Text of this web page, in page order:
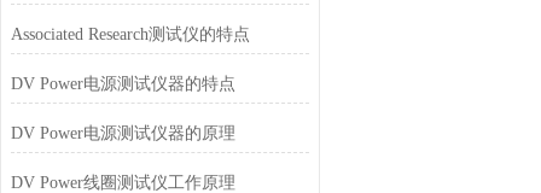
Associated Research测试仪的特点
DV Power电源测试仪器的特点
DV Power电源测试仪器的原理
DV Power线圈测试仪工作原理